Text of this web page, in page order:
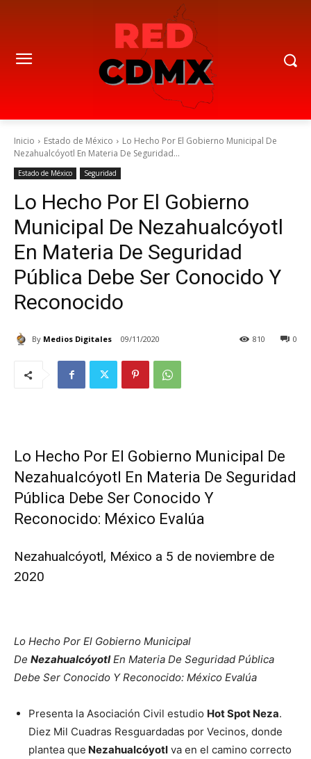
Inicio Estado de México
Lo Hecho Por El Gobierno Municipal De
Nezahualcóyotl En Materia De Seguridad...
Estado de México Seguridad
Lo Hecho Por El Gobierno
Municipal De Nezahualcóyotl
En Materia De Seguridad
Pública Debe Ser Conocido Y
Reconocido
By Medios Digitales 09/11/2020 0
810
Lo Hecho Por El Gobierno Municipal De
Nezahualcóyotl En Materia De Seguridad
Pública Debe Ser Conocido Y
Reconocido: México Evalúa
Nezahualcóyotl, México a 5 de noviembre de
2020
Lo Hecho Por El Gobierno Municipal
De NezahualcóyotlEn Materia De Seguridad Pública
Debe Ser Conocido Y Reconocido: México Evalúa
Presenta la Asociación Civil estudio Hot Spot Neza.
Diez Mil Cuadras Resguardadas por Vecinos, donde
plantea que Nezahualcóyotl va en el camino correcto